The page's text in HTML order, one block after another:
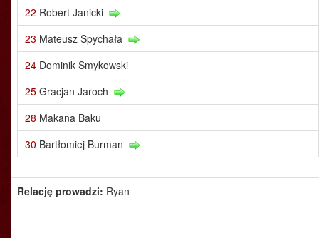
22 Robert Janicki
23 Mateusz Spychała
24 Dominik Smykowski
25 Gracjan Jaroch
28 Makana Baku
30 Bartłomiej Burman
Relację prowadzi: Ryan